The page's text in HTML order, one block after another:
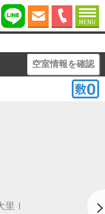
MENU
空室情報を確認